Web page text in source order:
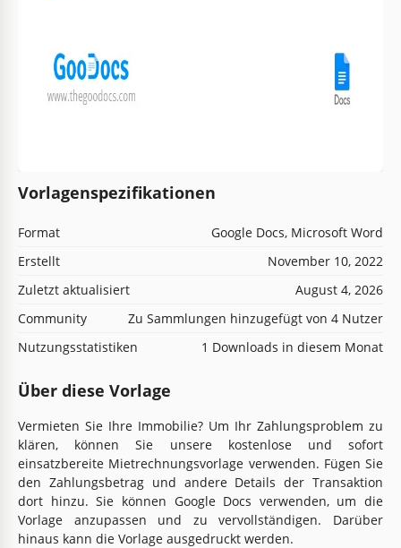
Vorlagenspezifikationen
Format
Google Docs, Microsoft Word
Erstellt
November 10, 2022
Zuletzt aktualisiert
August 4, 2026
Community
Zu Sammlungen hinzugefügt von 4 Nutzer
Nutzungsstatistiken
1 Downloads in diesem Monat
Über diese Vorlage
Vermieten Sie Ihre Immobilie? Um Ihr Zahlungsproblem zu
klären, können Sie unsere kostenlose und sofort
einsatzbereite Mietrechnungsvorlage verwenden. Fügen Sie
den Zahlungsbetrag und andere Details der Transaktion
dort hinzu. Sie können Google Docs verwenden, um die
Vorlage anzupassen und zu vervollständigen. Darüber
hinaus kann die Vorlage ausgedruckt werden.